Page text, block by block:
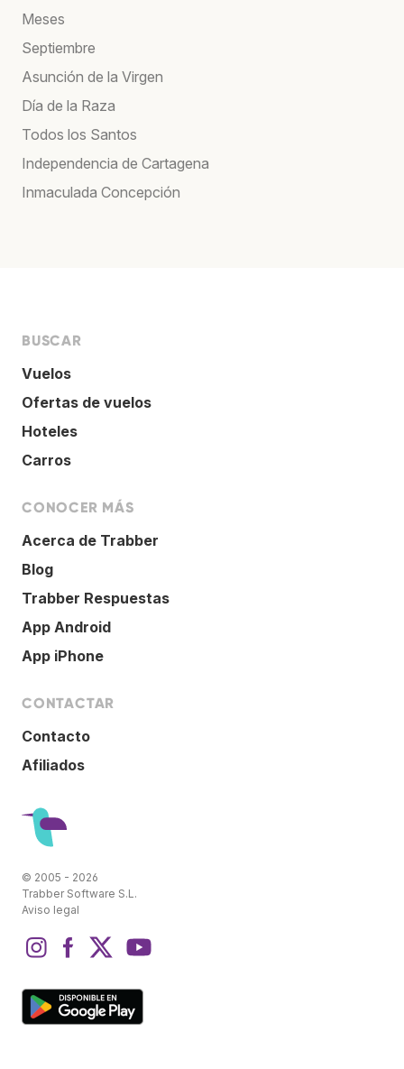
Meses
Septiembre
Asunción de la Virgen
Día de la Raza
Todos los Santos
Independencia de Cartagena
Inmaculada Concepción
BUSCAR
Vuelos
Ofertas de vuelos
Hoteles
Carros
CONOCER MÁS
Acerca de Trabber
Blog
Trabber Respuestas
App Android
App iPhone
CONTACTAR
Contacto
Afiliados
© 2005 - 2026
Trabber Software S.L.
Aviso legal